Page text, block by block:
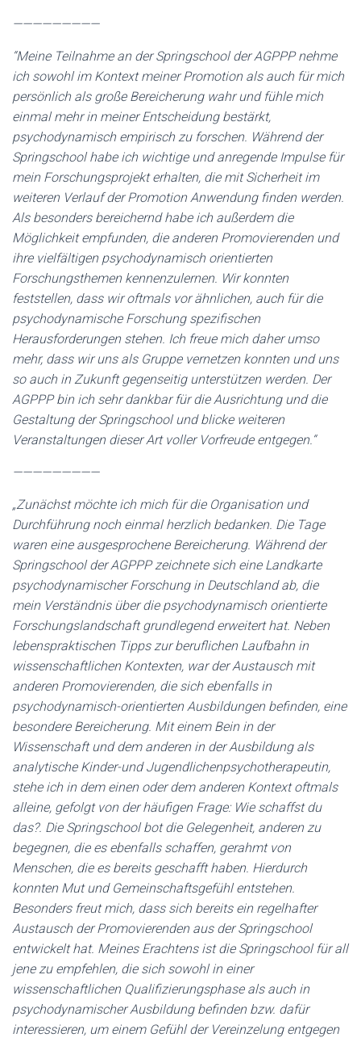
—————————
“Meine Teilnahme an der Springschool der AGPPP nehme
ich sowohl im Kontext meiner Promotion als auch für mich
persönlich als große Bereicherung wahr und fühle mich
einmal mehr in meiner Entscheidung bestärkt,
psychodynamisch empirisch zu forschen. Während der
Springschool habe ich wichtige und anregende Impulse für
mein Forschungsprojekt erhalten, die mit Sicherheit im
weiteren Verlauf der Promotion Anwendung finden werden.
Als besonders bereichernd habe ich außerdem die
Möglichkeit empfunden, die anderen Promovierenden und
ihre vielfältigen psychodynamisch orientierten
Forschungsthemen kennenzulernen. Wir konnten
feststellen, dass wir oftmals vor ähnlichen, auch für die
psychodynamische Forschung spezifischen
Herausforderungen stehen. Ich freue mich daher umso
mehr, dass wir uns als Gruppe vernetzen konnten und uns
so auch in Zukunft gegenseitig unterstützen werden. Der
AGPPP bin ich sehr dankbar für die Ausrichtung und die
Gestaltung der Springschool und blicke weiteren
Veranstaltungen dieser Art voller Vorfreude entgegen.“
—————————
„Zunächst möchte ich mich für die Organisation und
Durchführung noch einmal herzlich bedanken. Die Tage
waren eine ausgesprochene Bereicherung. Während der
Springschool der AGPPP zeichnete sich eine Landkarte
psychodynamischer Forschung in Deutschland ab, die
mein Verständnis über die psychodynamisch orientierte
Forschungslandschaft grundlegend erweitert hat. Neben
lebenspraktischen Tipps zur beruflichen Laufbahn in
wissenschaftlichen Kontexten, war der Austausch mit
anderen Promovierenden, die sich ebenfalls in
psychodynamisch-orientierten Ausbildungen befinden, eine
besondere Bereicherung. Mit einem Bein in der
Wissenschaft und dem anderen in der Ausbildung als
analytische Kinder-und Jugendlichenpsychotherapeutin,
stehe ich in dem einen oder dem anderen Kontext oftmals
alleine, gefolgt von der häufigen Frage: Wie schaffst du
das?. Die Springschool bot die Gelegenheit, anderen zu
begegnen, die es ebenfalls schaffen, gerahmt von
Menschen, die es bereits geschafft haben. Hierdurch
konnten Mut und Gemeinschaftsgefühl entstehen.
Besonders freut mich, dass sich bereits ein regelhafter
Austausch der Promovierenden aus der Springschool
entwickelt hat. Meines Erachtens ist die Springschool für all
jene zu empfehlen, die sich sowohl in einer
wissenschaftlichen Qualifizierungsphase als auch in
psychodynamischer Ausbildung befinden bzw. dafür
interessieren, um einem Gefühl der Vereinzelung entgegen